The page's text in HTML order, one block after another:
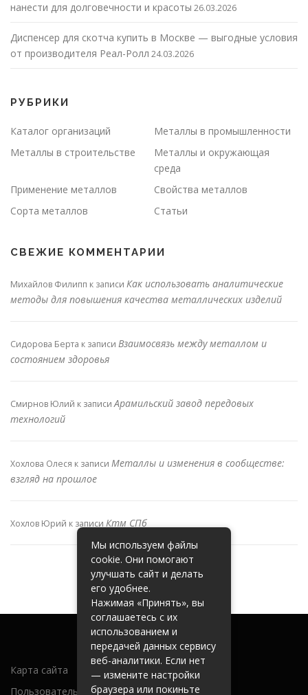
нанести для долговечности и красоты 26.03.2026
Диспенсер для скотча купить в Москве — выгодные условия
от производителя Реал-Ролл 24.03.2026
РУБРИКИ
Каталог организаций
Металлы в промышленности
Металлы в строительстве
Металлы и окружающая
среда
Применение металлов
Свойства металлов
Сорта металлов
Статьи
СВЕЖИЕ КОММЕНТАРИИ
Михайлов Филипп к записи Как использовать аналитические
методы для повышения качества металлических изделий
Сидорова Берта к записи Взаимосвязь между металлом и
состоянием здоровья
Смирнов Юлий к записиАрамильский завод передовых
технологий
Хохлова Олеся к записи Металлы и изменения в сообществе:
взгляд на прошлое
Хохлов Юрий к записи Ктм СПб
Карта сайта
Пользовательское соглашение
Мы используем файлы
cookie. Они помогают
улучшать сайт и делать
его удобнее.
Нажимая «Принять», вы
соглашаетесь с их
использованием и
передачей данных сервису
веб-аналитики. Если нет
— измените настройки
браузера или покиньте